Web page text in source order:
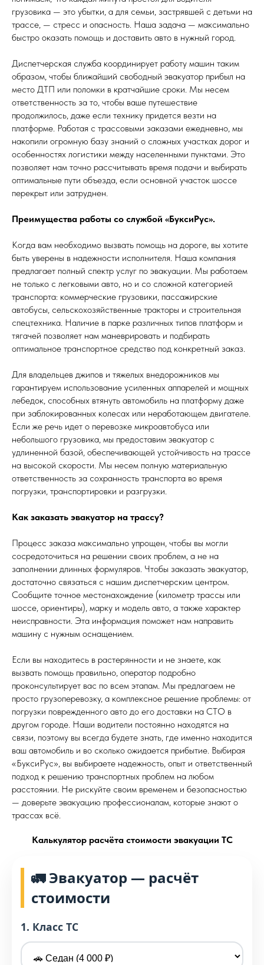
грузовика — это убытки, а для семьи, застрявшей с детьми на
трассе, — стресс и опасность. Наша задача — максимально
быстро оказать помощь и доставить авто в нужный город.
Диспетчерская служба координирует работу машин таким
образом, чтобы ближайший свободный эвакуатор прибыл на
место ДТП или поломки в кратчайшие сроки. Мы несем
ответственность за то, чтобы ваше путешествие
продолжилось, даже если технику придется везти на
платформе. Работая с трассовыми заказами ежедневно, мы
накопили огромную базу знаний о сложных участках дорог и
особенностях логистики между населенными пунктами. Это
позволяет нам точно рассчитывать время подачи и выбирать
оптимальные пути объезда, если основной участок шоссе
перекрыт или затруднен.
Преимущества работы со службой «БуксиРус».
Когда вам необходимо вызвать помощь на дороге, вы хотите
быть уверены в надежности исполнителя. Наша компания
предлагает полный спектр услуг по эвакуации. Мы работаем
не только с легковыми авто, но и со сложной категорией
транспорта: коммерческие грузовики, пассажирские
автобусы, сельскохозяйственные тракторы и строительная
спецтехника. Наличие в парке различных типов платформ и
тягачей позволяет нам маневрировать и подбирать
оптимальное транспортное средство под конкретный заказ.
Для владельцев джипов и тяжелых внедорожников мы
гарантируем использование усиленных аппарелей и мощных
лебедок, способных втянуть автомобиль на платформу даже
при заблокированных колесах или неработающем двигателе.
Если же речь идет о перевозке микроавтобуса или
небольшого грузовика, мы предоставим эвакуатор с
удлиненной базой, обеспечивающей устойчивость на трассе
на высокой скорости. Мы несем полную материальную
ответственность за сохранность транспорта во время
погрузки, транспортировки и разгрузки.
Как заказать эвакуатор на трассу?
Процесс заказа максимально упрощен, чтобы вы могли
сосредоточиться на решении своих проблем, а не на
заполнении длинных формуляров. Чтобы заказать эвакуатор,
достаточно связаться с нашим диспетчерским центром.
Сообщите точное местонахождение (километр трассы или
шоссе, ориентиры), марку и модель авто, а также характер
неисправности. Эта информация поможет нам направить
машину с нужным оснащением.
Если вы находитесь в растерянности и не знаете, как
вызвать помощь правильно, оператор подробно
проконсультирует вас по всем этапам. Мы предлагаем не
просто грузоперевозку, а комплексное решение проблемы: от
погрузки поврежденного авто до его доставки на СТО в
другом городе. Наши водители постоянно находятся на
связи, поэтому вы всегда будете знать, где именно находится
ваш автомобиль и во сколько ожидается прибытие. Выбирая
«БуксиРус», вы выбираете надежность, опыт и ответственный
подход к решению транспортных проблем на любом
расстоянии. Не рискуйте своим временем и безопасностью
— доверьте эвакуацию профессионалам, которые знают о
трассах всё.
Калькулятор расчёта стоимости эвакуации ТС
🚛 Эвакуатор — расчёт
стоимости
1. Класс ТС